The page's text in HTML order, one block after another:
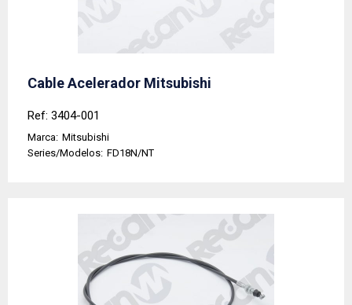
Cable Acelerador Mitsubishi
Ref: 3404-001
Marca: Mitsubishi
Series/Modelos: FD18N/NT